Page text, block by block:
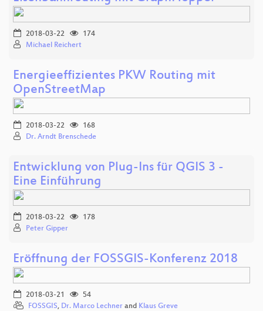
2018-03-22
174
Michael Reichert
Energieeffizientes PKW Routing mit
OpenStreetMap
2018-03-22
168
Dr. Arndt Brenschede
Entwicklung von Plug-Ins für QGIS 3 -
Eine Einführung
2018-03-22
178
Peter Gipper
Eröffnung der FOSSGIS-Konferenz 2018
2018-03-21
54
FOSSGIS, Dr. Marco Lechner and Klaus Greve